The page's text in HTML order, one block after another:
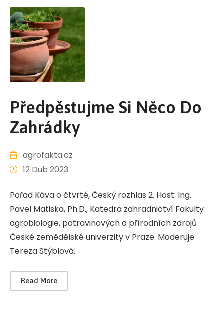
Předpěstujme Si Něco Do
Zahrádky
agrofakta.cz
12 Dub 2023
Pořad Káva o čtvrté, Český rozhlas 2. Host: Ing.
Pavel Matiska, Ph.D., Katedra zahradnictví Fakulty
agrobiologie, potravinových a přírodních zdrojů
České zemědělské univerzity v Praze. Moderuje
Tereza Stýblová.
Read More